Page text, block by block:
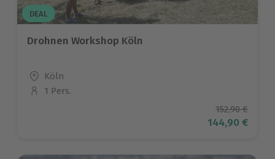
DEAL
Drohnen Workshop Köln
Standort
Köln
Anzahl der Teilnehmer
1 Pers.
152,90 €
Aktueller
144,90 €